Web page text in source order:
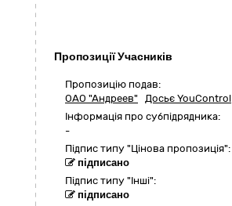
Пропозиції Учасників
Пропозицію подав:
ОАО "Андреев" Досьє YouControl
Інформація про субпідрядника:
-
Підпис типу "Цінова пропозиція":
підписано
Підпис типу "Інші":
підписано